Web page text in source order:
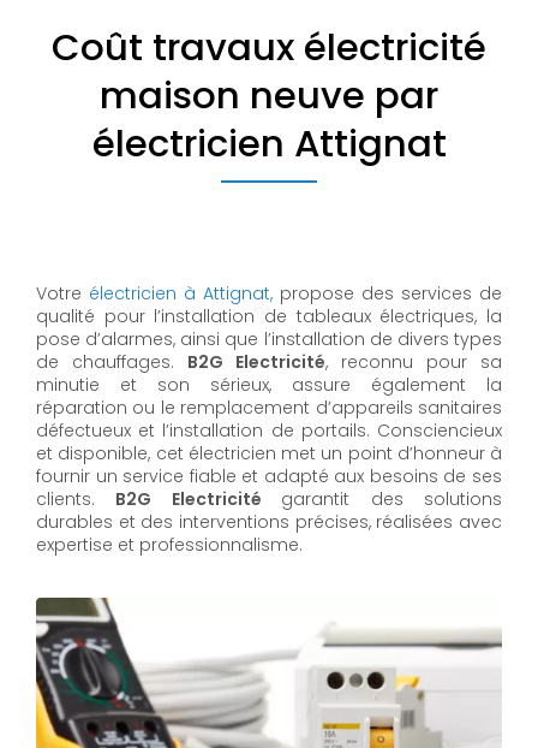
Coût travaux électricité
maison neuve par
électricien Attignat
Votre électricien à Attignat, propose des services de
qualité pour l’installation de tableaux électriques, la
pose d’alarmes, ainsi que l’installation de divers types
de chauffages. B2G Electricité, reconnu pour sa
minutie et son sérieux, assure également la
réparation ou le remplacement d’appareils sanitaires
défectueux et l’installation de portails. Consciencieux
et disponible, cet électricien met un point d’honneur à
fournir un service fiable et adapté aux besoins de ses
clients. B2G Electricité garantit des solutions
durables et des interventions précises, réalisées avec
expertise et professionnalisme.